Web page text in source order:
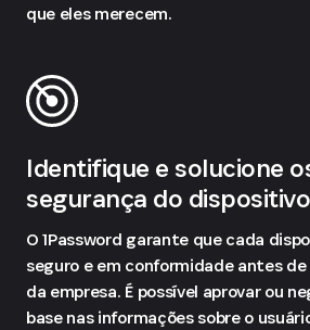
que eles merecem.
Identifique e solucione
segurança do dispositivo
O 1Password garante que cada
seguro e em conformidade antes
da empresa. É possível aprovar ou
base nas informações sobre o